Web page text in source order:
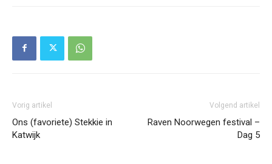
Vorig artikel
Ons (favoriete) Stekkie in
Katwijk
Volgend artikel
Raven Noorwegen festival –
Dag 5